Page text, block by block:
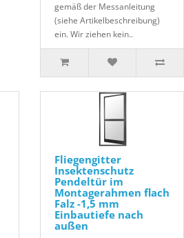
gemäß der Messanleitung
(siehe Artikelbeschreibung)
ein. Wir ziehen kein..
Fliegengitter
Insektenschutz
Pendeltür im
Montagerahmen flach
Falz -1,5 mm
Einbautiefe nach
außen